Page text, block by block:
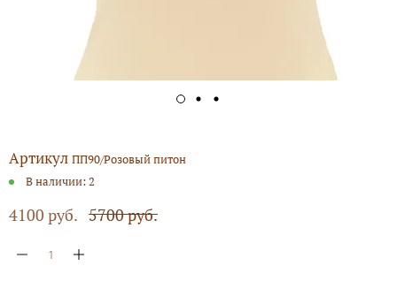
Артикул ПП90/Розовый питон
В наличии:2
4100 руб. 5700 руб.